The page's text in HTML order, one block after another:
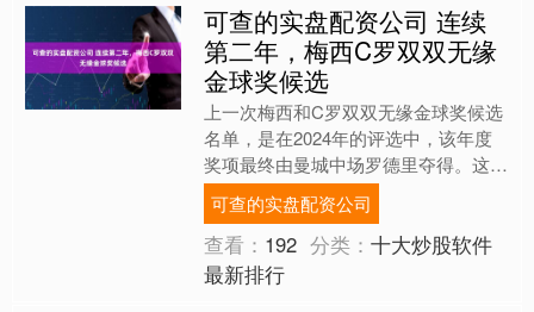
可查的实盘配资公司 连续
第二年，梅西C罗双双无缘
金球奖候选
上一次梅西和C罗双双无缘金球奖候选
名单，是在2024年的评选中，该年度
奖项最终由曼城中场罗德里夺得。这意
味着可查的实盘配资公司，葡萄牙球星
与阿根廷巨星已连续第二....
可查的实盘配资公司
查看： 192 分类：十大炒股软件
最新排行